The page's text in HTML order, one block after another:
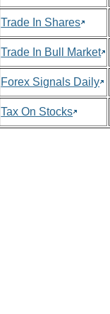
Trade In Shares
Trade In Bull Market
Forex Signals Daily
Tax On Stocks